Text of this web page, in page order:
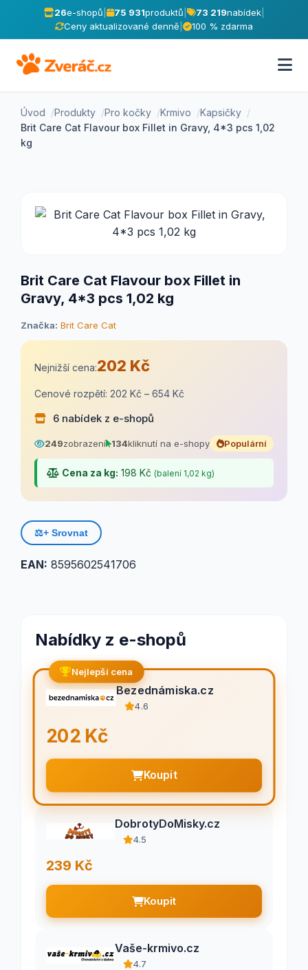
26e-shopů 75 931produktů 73 219nabídek|
Ceny aktualizované denně
100 % zdarma
Úvod Produkty Pro kočky Krmivo
Kapsičky
Brit Care Cat Flavour box Fillet in Gravy, 4*3 pcs 1,02
kg
Brit Care Cat Flavour box Fillet in
Gravy, 4*3 pcs 1,02 kg
Značka: Brit Care Cat
Nejnižší cena:202 Kč
Cenové rozpětí: 202 Kč – 654 Kč
6 nabídek z e-shopů
249zobrazení 134kliknutí na e-shopy Populární
Cena za kg: 198 Kč (balení 1,02 kg)
⚖️+ Srovnat
EAN: 8595602541706
Nabídky z e-shopů
Nejlepší cena
Bezednámiska.cz
4.6
202 Kč
Koupit
DobrotyDoMisky.cz
4.5
239 Kč
Koupit
Vaše-krmivo.cz
4.7